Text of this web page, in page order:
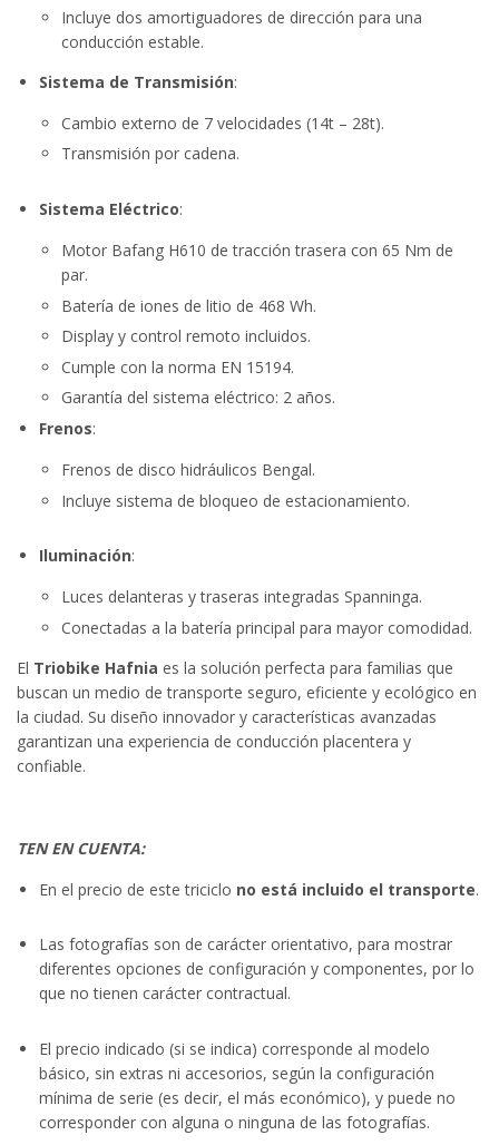
Incluye dos amortiguadores de dirección para una
conducción estable.
Sistema de Transmisión:
Cambio externo de 7 velocidades (14t – 28t).
Transmisión por cadena.
Sistema Eléctrico:
Motor Bafang H610 de tracción trasera con 65 Nm de
par.
Batería de iones de litio de 468 Wh.
Display y control remoto incluidos.
Cumple con la norma EN 15194.
Garantía del sistema eléctrico: 2 años.
Frenos:
Frenos de disco hidráulicos Bengal.
Incluye sistema de bloqueo de estacionamiento.
Iluminación:
Luces delanteras y traseras integradas Spanninga.
Conectadas a la batería principal para mayor comodidad.
El Triobike Hafnia es la solución perfecta para familias que
buscan un medio de transporte seguro, eficiente y ecológico en
la ciudad. Su diseño innovador y características avanzadas
garantizan una experiencia de conducción placentera y
confiable.
TEN EN CUENTA:
En el precio de este triciclo no está incluido el transporte.
Las fotografías son de carácter orientativo, para mostrar
diferentes opciones de configuración y componentes, por lo
que no tienen carácter contractual.
El precio indicado (si se indica) corresponde al modelo
básico, sin extras ni accesorios, según la configuración
mínima de serie (es decir, el más económico), y puede no
corresponder con alguna o ninguna de las fotografías.